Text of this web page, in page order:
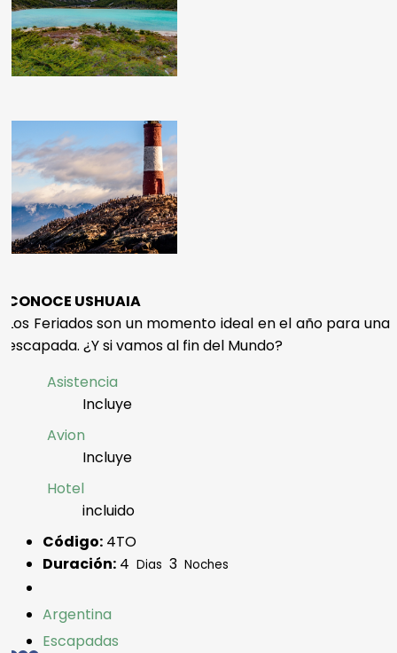
USHUAIA
Feriados son un momento ideal en el año para una
¿Y si vamos al fin del Mundo?
Asistencia
Incluye
Avion
Incluye
Hotel
incluido
Código:4TO
Duración:4Dias 3Noches
Argentina
Escapadas